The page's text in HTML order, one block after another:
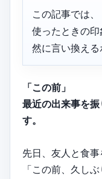
この記事では
使ったときの
然に言い換える
「この前」
最近の出来事を
す。
先日、友人と食
「この前、久し